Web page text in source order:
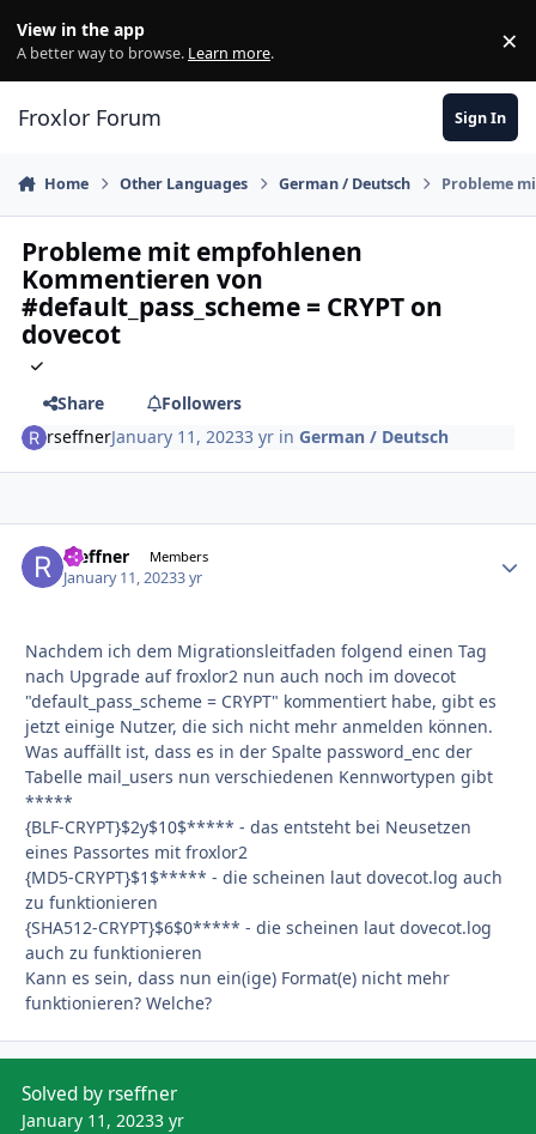
View in the app
A better way to browse. Learn more. ×
Froxlor Forum Sign In
Home Other Languages German / Deutsch Probleme
Probleme mit empfohlenen
Kommentieren von
#default_pass_scheme = CRYPT on
dovecot
Share
Followers
rseffnerJanuary 11, 20233 yr inGerman / Deutsch
rseffner Members
January 11, 20233 yr
Nachdem ich dem Migrationsleitfaden folgend einen Tag
nach Upgrade auf froxlor2 nun auch noch im dovecot
"default_pass_scheme = CRYPT" kommentiert habe, gibt es
jetzt einige Nutzer, die sich nicht mehr anmelden können.
Was auffällt ist, dass es in der Spalte password_enc der
Tabelle mail_users nun verschiedenen Kennwortypen gibt
*****
{BLF-CRYPT}$2y$10$***** - das entsteht bei Neusetzen
eines Passortes mit froxlor2
{MD5-CRYPT}$1$***** - die scheinen laut dovecot.log auch
zu funktionieren
{SHA512-CRYPT}$6$0***** - die scheinen laut dovecot.log
auch zu funktionieren
Kann es sein, dass nun ein(ige) Format(e) nicht mehr
funktionieren? Welche?
Solved by rseffner
January 11, 20233 yr